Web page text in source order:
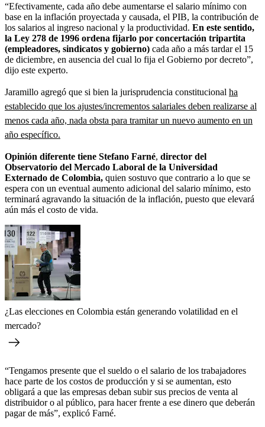
“Efectivamente, cada año debe aumentarse el salario mínimo con
base en la inflación proyectada y causada, el PIB, la contribución de
los salarios al ingreso nacional y la productividad. En este sentido,
la Ley 278 de 1996 ordena fijarlo por concertación tripartita
(empleadores, sindicatos y gobierno) cada año a más tardar el 15
de diciembre, en ausencia del cual lo fija el Gobierno por decreto”,
dijo este experto.
Jaramillo agregó que si bien la jurisprudencia constitucional ha
establecido que los ajustes/incrementos salariales deben realizarse al
menos cada año, nada obsta para tramitar un nuevo aumento en un
año específico.
Opinión diferente tiene Stefano Farné, director del
Observatorio del Mercado Laboral de la Universidad
Externado de Colombia, quien sostuvo que contrario a lo que se
espera con un eventual aumento adicional del salario mínimo, esto
terminará agravando la situación de la inflación, puesto que elevará
aún más el costo de vida.
¿Las elecciones en Colombia están generando volatilidad en el
mercado?
“Tengamos presente que el sueldo o el salario de los trabajadores
hace parte de los costos de producción y si se aumentan, esto
obligará a que las empresas deban subir sus precios de venta al
distribuidor o al público, para hacer frente a ese dinero que deberán
pagar de más”, explicó Farné.